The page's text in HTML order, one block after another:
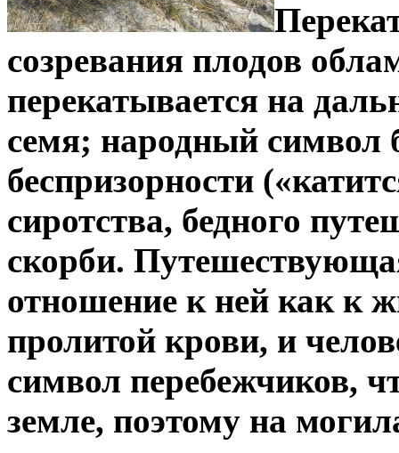
созревания плодов
перекатывается на
семя; народный символ
беспризорности
сиротства, бедного
скорби.
отношение к ней как к
пролитой крови, и
символ перебежчиков,
земле, поэтому на